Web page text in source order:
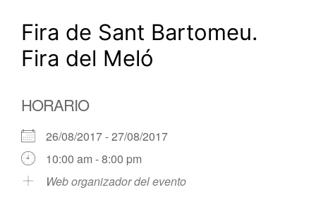
Fira de Sant Bartomeu.
Fira del Meló
HORARIO
26/08/2017 - 27/08/2017
10:00 am - 8:00 pm
Web organizador del evento